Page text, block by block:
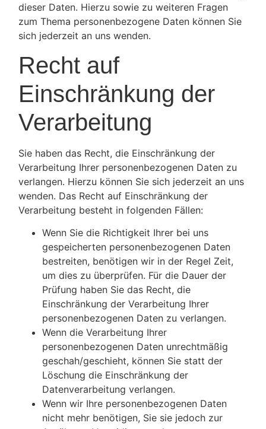
dieser Daten. Hierzu sowie zu weiteren Fragen
zum Thema personenbezogene Daten können Sie
sich jederzeit an uns wenden.
Recht auf
Einschränkung der
Verarbeitung
Sie haben das Recht, die Einschränkung der
Verarbeitung Ihrer personenbezogenen Daten zu
verlangen. Hierzu können Sie sich jederzeit an uns
wenden. Das Recht auf Einschränkung der
Verarbeitung besteht in folgenden Fällen:
Wenn Sie die Richtigkeit Ihrer bei uns
gespeicherten personenbezogenen Daten
bestreiten, benötigen wir in der Regel Zeit,
um dies zu überprüfen. Für die Dauer der
Prüfung haben Sie das Recht, die
Einschränkung der Verarbeitung Ihrer
personenbezogenen Daten zu verlangen.
Wenn die Verarbeitung Ihrer
personenbezogenen Daten unrechtmäßig
geschah/geschieht, können Sie statt der
Löschung die Einschränkung der
Datenverarbeitung verlangen.
Wenn wir Ihre personenbezogenen Daten
nicht mehr benötigen, Sie sie jedoch zur